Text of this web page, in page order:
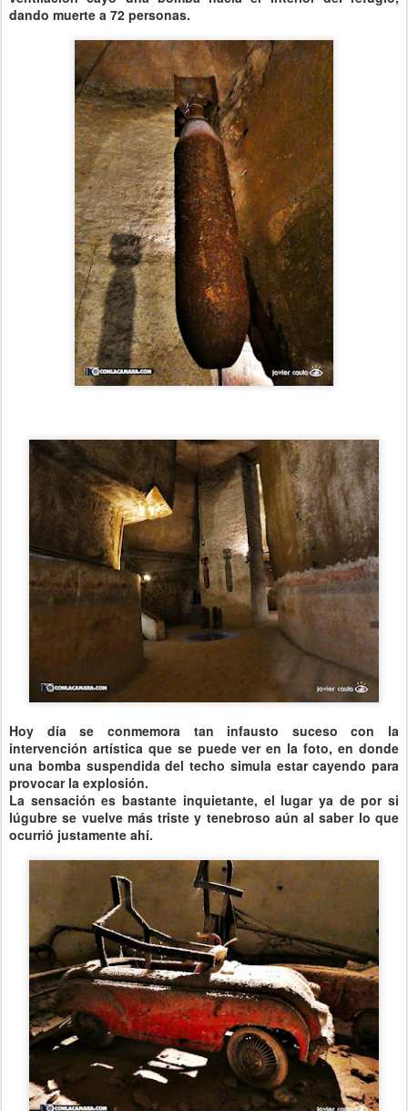
dando muerte a 72 personas.
Hoy día se conmemora tan infausto suceso con la
intervención artística que se puede ver en la foto, en donde
una bomba suspendida del techo simula estar cayendo para
provocar la explosión.
La sensación es bastante inquietante, el lugar ya de por si
lúgubre se vuelve más triste y tenebroso aún al saber lo que
ocurrió justamente ahí.